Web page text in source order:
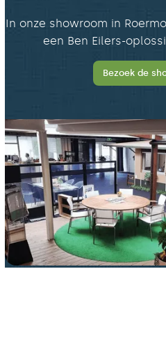
In onze showroom in
een Ben Eilers-
Bezoek de